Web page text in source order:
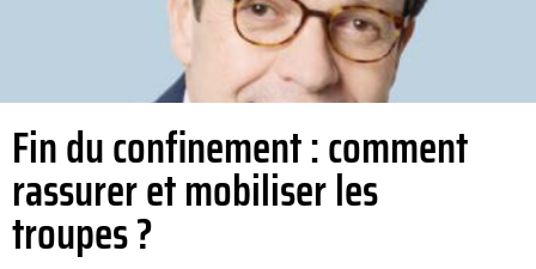
Fin du confinement : comment
rassurer et mobiliser les
troupes ?